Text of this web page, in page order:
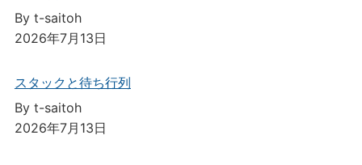
By t-saitoh
2026年7月13日
スタックと待ち行列
By t-saitoh
2026年7月13日